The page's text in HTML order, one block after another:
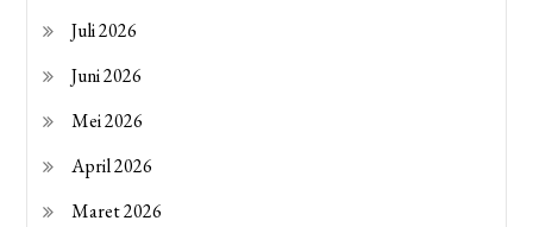
Juli 2026
Juni 2026
Mei 2026
April 2026
Maret 2026